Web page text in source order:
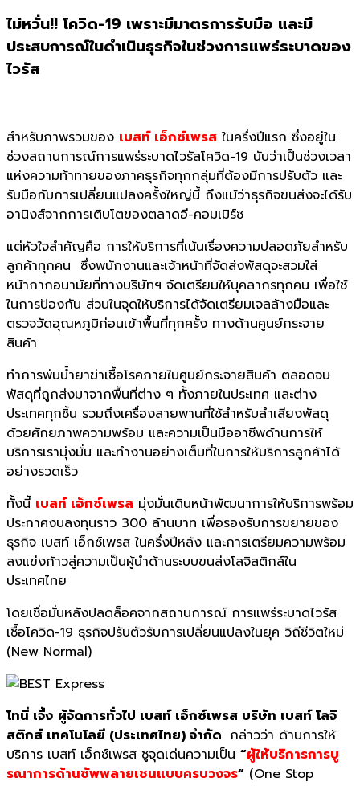
ไม่หวั่น!! โควิด-19 เพราะมีมาตรการรับมือ และมี
ประสบการณ์ในดำเนินธุรกิจในช่วงการแพร่ระบาดของ
ไวรัส
สำหรับภาพรวมของ เบสท์ เอ็กซ์เพรส ในครึ่งปีแรก ซึ่งอยู่ใน
ช่วงสถานการณ์การแพร่ระบาดไวรัสโควิด-19 นับว่าเป็นช่วงเวลา
แห่งความท้าทายของภาคธุรกิจทุกกลุ่มที่ต้องมีการปรับตัว และ
รับมือกับการเปลี่ยนแปลงครั้งใหญ่นี้ ถึงแม้ว่าธุรกิจขนส่งจะได้รับ
อานิงส์จากการเติบโตของตลาดอี-คอมเมิร์ซ
แต่หัวใจสำคัญคือ การให้บริการที่เน้นเรื่องความปลอดภัยสำหรับ
ลูกค้าทุกคน ซึ่งพนักงานและเจ้าหน้าที่จัดส่งพัสดุจะสวมใส่
หน้ากากอนามัยที่ทางบริษัทฯ จัดเตรียมให้บุคลากรทุกคน เพื่อใช้
ในการป้องกัน ส่วนในจุดให้บริการได้จัดเตรียมเจลล้างมือและ
ตรวจวัดอุณหภูมิก่อนเข้าพื้นที่ทุกครั้ง ทางด้านศูนย์กระจาย
สินค้า
ทำการพ่นน้ำยาฆ่าเชื้อโรคภายในศูนย์กระจายสินค้า ตลอดจน
พัสดุที่ถูกส่งมาจากพื้นที่ต่าง ๆ ทั้งภายในประเทศ และต่าง
ประเทศทุกชิ้น รวมถึงเครื่องสายพานที่ใช้สำหรับลำเลียงพัสดุ
ด้วยศักยภาพความพร้อม และความเป็นมืออาชีพด้านการให้
บริการเรามุ่งมั่น และทำงานอย่างเต็มที่ในการให้บริการลูกค้าได้
อย่างรวดเร็ว
ทั้งนี้ เบสท์ เอ็กซ์เพรส มุ่งมั่นเดินหน้าพัฒนาการให้บริการพร้อม
ประกาศงบลงทุนราว 300 ล้านบาท เพื่อรองรับการขยายของ
ธุรกิจ เบสท์ เอ็กซ์เพรส ในครึ่งปีหลัง และการเตรียมความพร้อม
ลงแข่งก้าวสู่ความเป็นผู้นำด้านระบบขนส่งโลจิสติกส์ใน
ประเทศไทย
โดยเชื่อมั่นหลังปลดล็อคจากสถานการณ์ การแพร่ระบาดไวรัส
เชื้อโควิด-19 ธุรกิจปรับตัวรับการเปลี่ยนแปลงในยุค วิถีชีวิตใหม่
(New Normal)
โทนี่ เจิ้ง ผู้จัดการทั่วไป เบสท์ เอ็กซ์เพรส บริษัท เบสท์ โลจิ
สติกส์ เทคโนโลยี (ประเทศไทย) จำกัด กล่าวว่า ด้านการให้
บริการ เบสท์ เอ็กซ์เพรส ชูจุดเด่นความเป็น “ผู้ให้บริการการบู
รณาการด้านซัพพลายเชนแบบครบวงจร“ (One Stop